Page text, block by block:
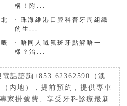
構！附...
·
珠海維港口腔科普牙周組織
的生...
·
唔同人嘅氟斑牙點解唔一
樣？治...
電話諮詢+853 62362590（澳
内地），提前預約，提供專車
家掛號費、享受牙科診療最新